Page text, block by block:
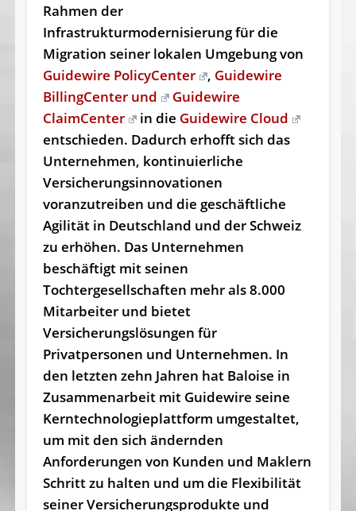
Rahmen der
Infrastrukturmodernisierung für die
Migration seiner lokalen Umgebung von
Guidewire PolicyCenter
, Guidewire
BillingCenter und
Guidewire
ClaimCenter
in die Guidewire Cloud
entschieden. Dadurch erhofft sich das
Unternehmen, kontinuierliche
Versicherungsinnovationen
voranzutreiben und die geschäftliche
Agilität in Deutschland und der Schweiz
zu erhöhen. Das Unternehmen
beschäftigt mit seinen
Tochtergesellschaften mehr als 8.000
Mitarbeiter und bietet
Versicherungslösungen für
Privatpersonen und Unternehmen. In
den letzten zehn Jahren hat Baloise in
Zusammenarbeit mit Guidewire seine
Kerntechnologieplattform umgestaltet,
um mit den sich ändernden
Anforderungen von Kunden und Maklern
Schritt zu halten und um die Flexibilität
seiner Versicherungsprodukte und